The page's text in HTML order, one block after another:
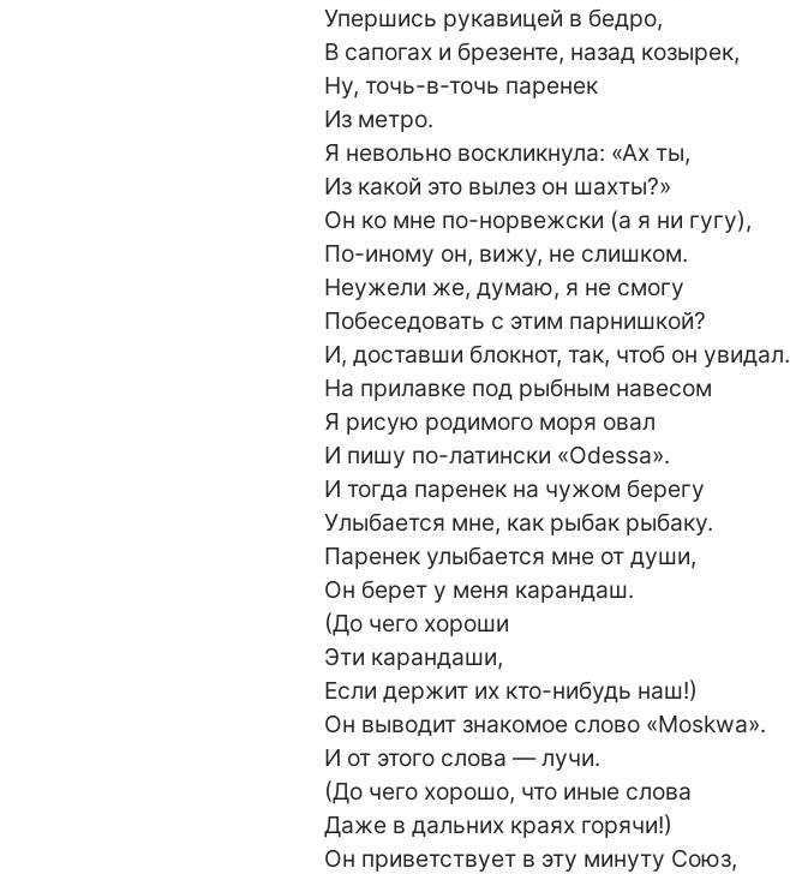
Упершись рукавицей в бедро,
В сапогах и брезенте, назад козырек,
Ну, точь-в-точь паренек
Из метро.
Я невольно воскликнула: «Ах ты,
Из какой это вылез он шахты?»
Он ко мне по-норвежски (а я ни гугу),
По-иному он, вижу, не слишком.
Неужели же, думаю, я не смогу
Побеседовать с этим парнишкой?
И, доставши блокнот, так, чтоб он увидал.
На прилавке под рыбным навесом
Я рисую родимого моря овал
И пишу по-латински «Odessa».
И тогда паренек на чужом берегу
Улыбается мне, как рыбак рыбаку.
Паренек улыбается мне от души,
Он берет у меня карандаш.
(До чего хороши
Эти карандаши,
Если держит их кто-нибудь наш!)
Он выводит знакомое слово «Moskwa».
И от этого слова — лучи.
(До чего хорошо, что иные слова
Даже в дальних краях горячи!)
Он приветствует в эту минуту Союз,